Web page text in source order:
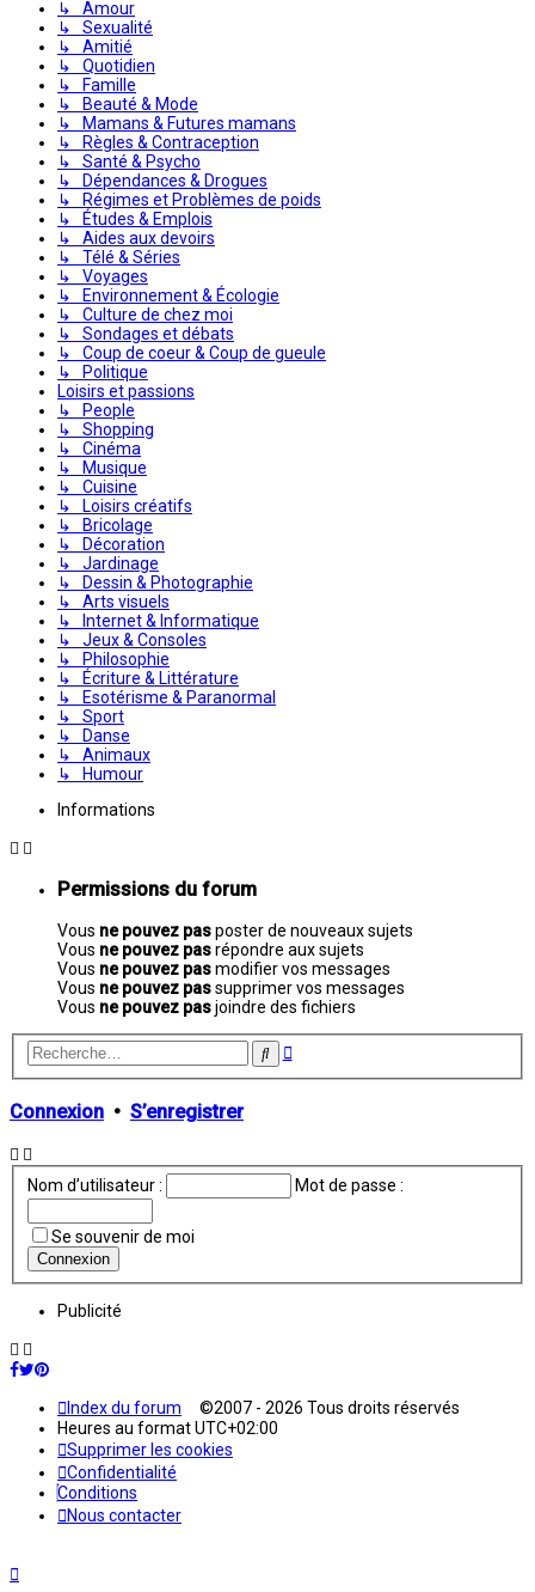
↳ Amour
↳ Sexualité
↳ Amitié
↳ Quotidien
↳ Famille
↳ Beauté & Mode
↳ Mamans & Futures mamans
↳ Règles & Contraception
↳ Santé & Psycho
↳ Dépendances & Drogues
↳ Régimes et Problèmes de poids
↳ Études & Emplois
↳ Aides aux devoirs
↳ Télé & Séries
↳ Voyages
↳ Environnement & Écologie
↳ Culture de chez moi
↳ Sondages et débats
↳ Coup de coeur & Coup de gueule
↳ Politique
Loisirs et passions
↳ People
↳ Shopping
↳ Cinéma
↳ Musique
↳ Cuisine
↳ Loisirs créatifs
↳ Bricolage
↳ Décoration
↳ Jardinage
↳ Dessin & Photographie
↳ Arts visuels
↳ Internet & Informatique
↳ Jeux & Consoles
↳ Philosophie
↳ Écriture & Littérature
↳ Esotérisme & Paranormal
↳ Sport
↳ Danse
↳ Animaux
↳ Humour
Informations
Permissions du forum
Vous ne pouvez pasposter de nouveaux sujets
Vous ne pouvez pasrépondre aux sujets
Vous ne pouvez pasmodifier vos messages
Vous ne pouvez passupprimer vos messages
Vous ne pouvez pasjoindre des fichiers
Rechercher
Recherche
Connexion • S’enregistrer
Nom d’utilisateur : Mot de passe :
Se souvenir de moi
Publicité
Index du forum ©2007 - 2026 Tous droits réservés
Heures au formatUTC+02:00
Supprimer les cookies
Confidentialité
Conditions
Nous contacter